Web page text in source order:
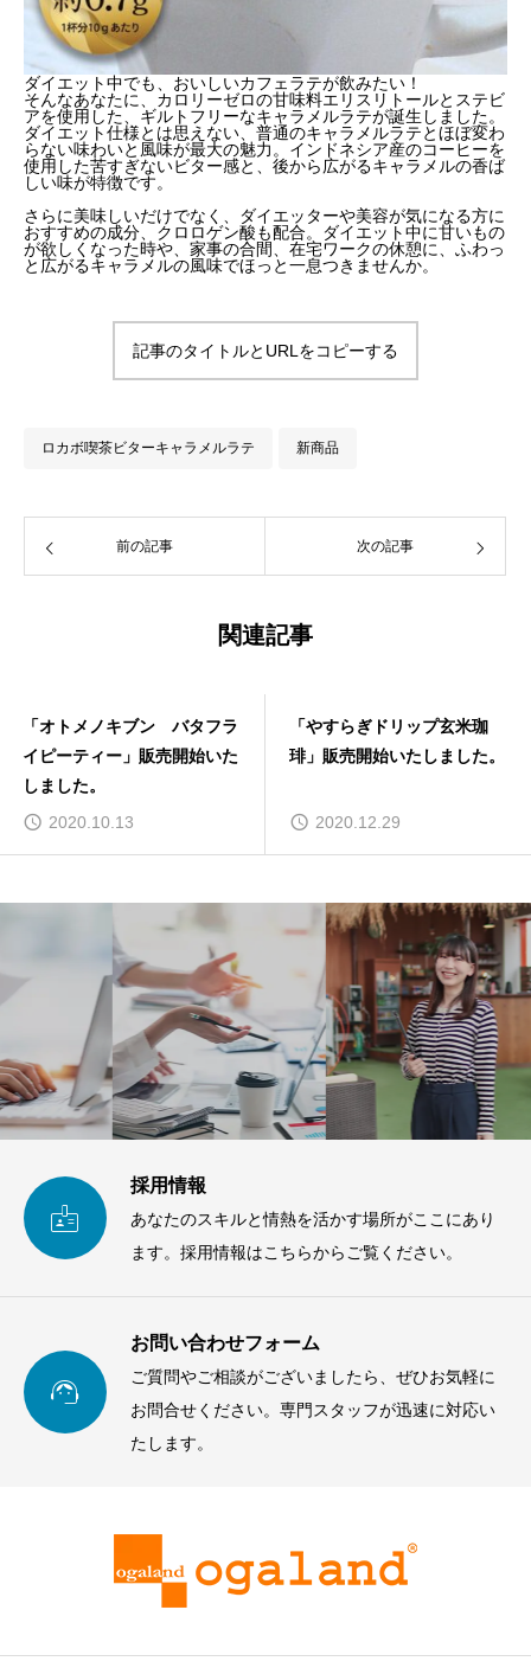
ダイエット中でも、おいしいカフェラテが飲みたい！
そんなあなたに、カロリーゼロの甘味料エリスリトールとステビ
アを使用した、ギルトフリーなキャラメルラテが誕生しました。
ダイエット仕様とは思えない、普通のキャラメルラテとほぼ変わ
らない味わいと風味が最大の魅力。インドネシア産のコーヒーを
使用した苦すぎないビター感と、後から広がるキャラメルの香ば
しい味が特徴です。
さらに美味しいだけでなく、ダイエッターや美容が気になる方に
おすすめの成分、クロロゲン酸も配合。ダイエット中に甘いもの
が欲しくなった時や、家事の合間、在宅ワークの休憩に、ふわっ
と広がるキャラメルの風味でほっと一息つきませんか。
記事のタイトルとURLをコピーする
ロカボ喫茶ビターキャラメルラテ 新商品
前の記事 次の記事
関連記事
「やすらぎドリップ玄米珈
琲」販売開始いたしました。
2020.12.29
「黄金印のシジミパウダー」
販売開始いたしました。
2022.07.14

採用情報
あなたのスキルと情熱を活かす場所がここにあり
ます。採用情報はこちらからご覧ください。

お問い合わせフォーム
ご質問やご相談がございましたら、ぜひお気軽に
お問合せください。専門スタッフが迅速に対応い
たします。